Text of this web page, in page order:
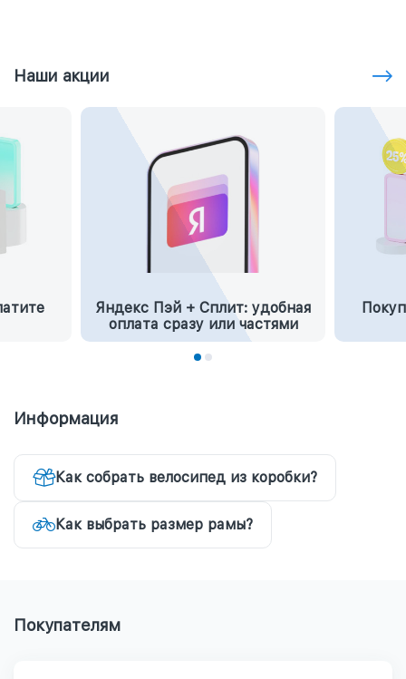
Наши акции
Яндекс Пэй + Сплит: удобная
оплата сразу или частями
Информация
Как собрать велосипед из коробки?
Как выбрать размер рамы?
Покупателям